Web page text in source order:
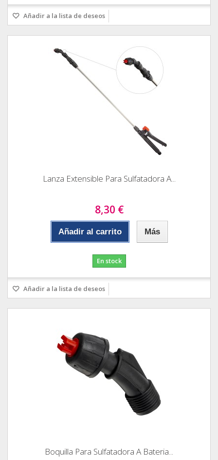
Añadir a la lista de deseos
Lanza Extensible Para Sulfatadora A...
8,30 €
Añadir al carrito Más
En stock
Añadir a la lista de deseos
Boquilla Para Sulfatadora A Bateria...